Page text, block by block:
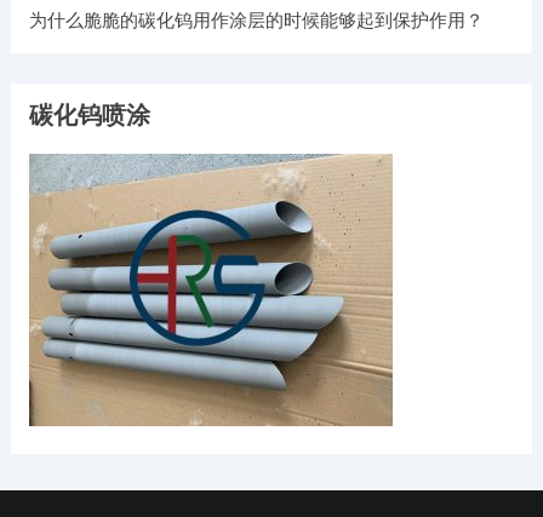
为什么脆脆的碳化钨用作涂层的时候能够起到保护作用？
碳化钨喷涂